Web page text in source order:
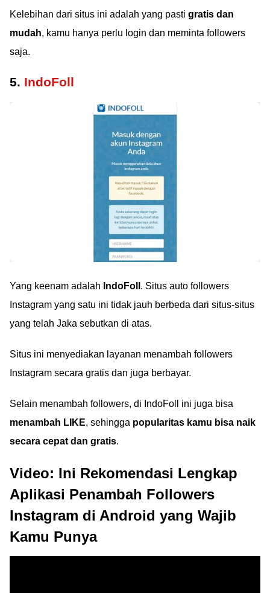
Kelebihan dari situs ini adalah yang pasti gratis dan
mudah, kamu hanya perlu login dan meminta followers
saja.
5. IndoFoll
Yang keenam adalah IndoFoll . Situs auto followers
Instagram yang satu ini tidak jauh berbeda dari situs-situs
yang telah Jaka sebutkan di atas.
Situs ini menyediakan layanan menambah followers
Instagram secara gratis dan juga berbayar.
Selain menambah followers, di IndoFoll ini juga bisa
menambah LIKE, sehingga popularitas kamu bisa naik
secara cepat dan gratis.
Video: Ini Rekomendasi Lengkap
Aplikasi Penambah Followers
Instagram di Android yang Wajib
Kamu Punya